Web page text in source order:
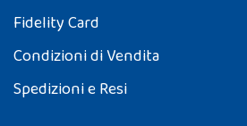
Fidelity Card
Condizioni di Vendita
Spedizioni e Resi